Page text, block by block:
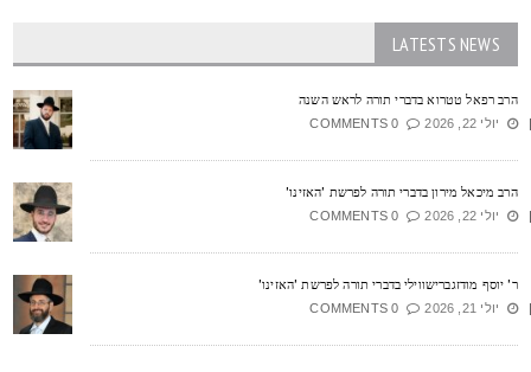
LATESTS NEWS
רפאל טטרוא בדברי תורה לראש השנה
יולי 22, 2026 0 COMMENTS
מיכאל מירון בדברי תורה לפרשת 'האזינו'
יולי 22, 2026 0 COMMENTS
יוסף מודזגברישווילי בדברי תורה לפרשת 'האזינו'
יולי 21, 2026 0 COMMENTS